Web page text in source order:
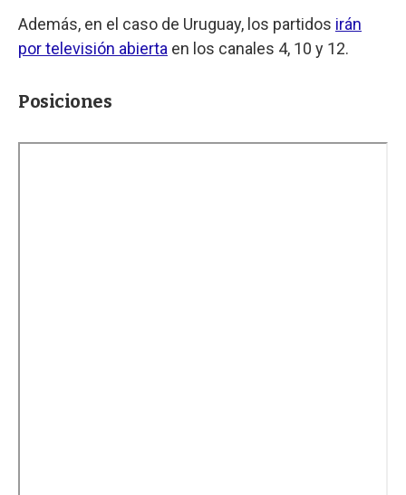
Además, en el caso de Uruguay, los partidos irán
por televisión abierta en los canales 4, 10 y 12.
Posiciones